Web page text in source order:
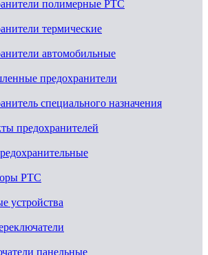
полимерные PTC
термические
автомобильные
предохранители
специального назначения
предохранителей
PTC
устройства
панельные